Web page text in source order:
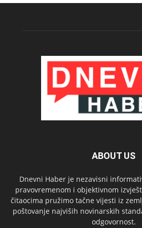
ABOUT US
Dnevni Haber je nezavisni
pravovremenom i objektivnom
čitaocima pružimo tačne vijesti iz
poštovanje najviših novinarskih
odgovornost.